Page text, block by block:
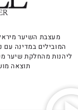
מעצבת השיער
המובילים במדינה עם
ליהנות מהחלקת שיער
תוצאה